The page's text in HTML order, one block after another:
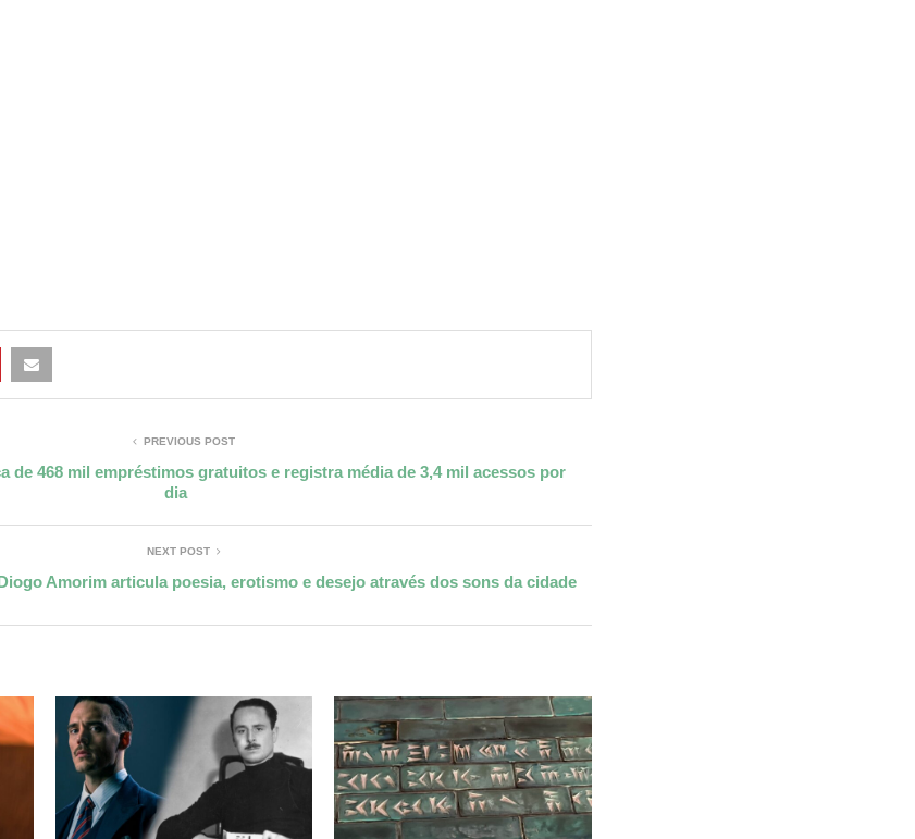
PREVIOUS POST
de 468 mil empréstimos gratuitos e registra média de 3,4 mil acessos por
dia
NEXT POST
Amorim articula poesia, erotismo e desejo através dos sons da cidade